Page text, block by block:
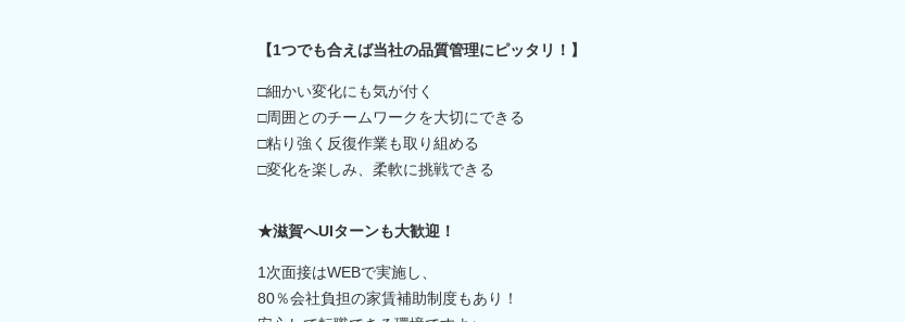
【1つでも合えば当社の品質管理にピッタリ！】
□細かい変化にも気が付く
□周囲とのチームワークを大切にできる
□粘り強く反復作業も取り組める
□変化を楽しみ、柔軟に挑戦できる
★滋賀へUIターンも大歓迎！
1次面接はWEBで実施し、
80％会社負担の家賃補助制度もあり！